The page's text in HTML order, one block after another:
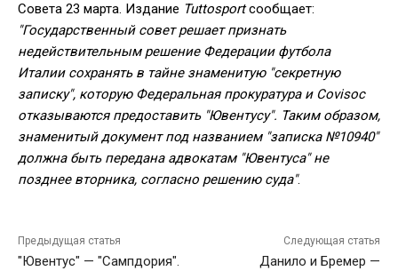
Совета 23 марта. Издание Tuttosportсообщает:
"Государственный совет решает признать
недействительным решение Федерации футбола
Италии сохранять в тайне знаменитую "секретную
записку", которую Федеральная прокуратура и Covisoc
отказываются предоставить "Ювентусу". Таким образом,
знаменитый документ под названием "записка №10940"
должна быть передана адвокатам "Ювентуса" не
позднее вторника, согласно решению суда".
Предыдущая статья
"Ювентус" — "Сампдория".
Следующая статья
Данило и Бремер —